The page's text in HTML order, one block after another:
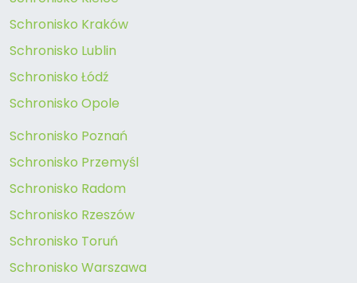
Schronisko Kraków
Schronisko Lublin
Schronisko Łódź
Schronisko Opole
Schronisko Poznań
Schronisko Przemyśl
Schronisko Radom
Schronisko Rzeszów
Schronisko Toruń
Schronisko Warszawa